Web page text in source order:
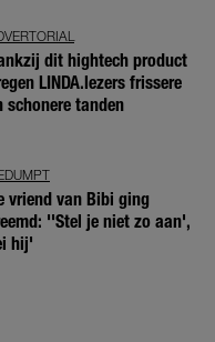
dit hightech product
LINDA.lezers frissere
schonere tanden
vriend van Bibi ging
''Stel je niet zo aan',
hij'